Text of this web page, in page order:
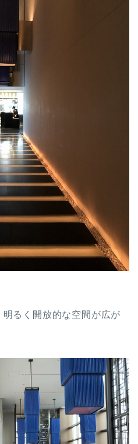
るく開放的な空間が広が